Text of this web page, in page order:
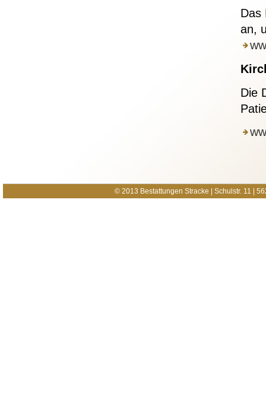
Das
an,
Die
© 2013 Bestattungen Stracke | Schulstr. 11 |